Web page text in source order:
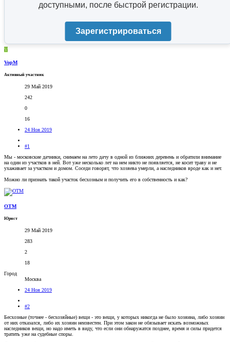
доступными, после быстрой регистрации.
Зарегистрироваться
V
VopM
Активный участник
29 Май 2019
242
0
16
24 Ноя 2019
#1
Мы - московские дачники, снимаем на лето дачу в одной из ближних деревень и обратили внимание
на один из участков в ней. Вот уже несколько лет на нем никто не появляется, не косит траву и не
ухаживает за участком и домом. Соседи говорят, что хозяева умерли, а наследников вроде как и нет.
Можно ли признать такой участок бесхозным и получить его в собственность и как?
OTM
Юрист
29 Май 2019
283
2
18
Город
Москва
24 Ноя 2019
#2
Бесхозные (точнее - бесхозяйные) вещи - это вещи, у которых никогда не было хозяина, либо хозяин
от них отказался, либо их хозяин неизвестен. При этом закон не обязывает искать возможных
наследников вещи, но надо иметь в виду, что если они обнаружатся позднее, время и силы придется
тратить уже на судебные споры.